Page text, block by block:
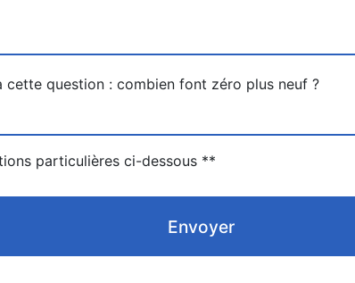
question : combien font zéro plus neuf ?
particulières ci-dessous **
Envoyer